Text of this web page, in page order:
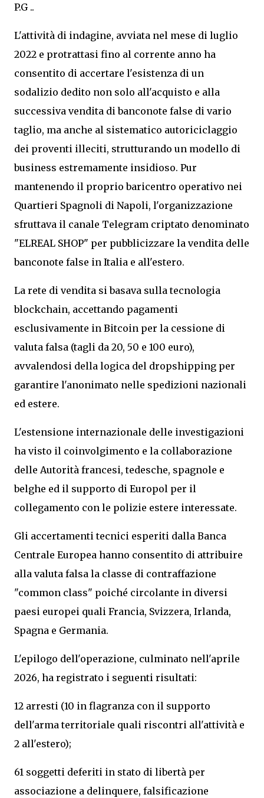
P.G ..
L'attività di indagine, avviata nel mese di luglio
2022 e protrattasi fino al corrente anno ha
consentito di accertare l'esistenza di un
sodalizio dedito non solo all'acquisto e alla
successiva vendita di banconote false di vario
taglio, ma anche al sistematico autoriciclaggio
dei proventi illeciti, strutturando un modello di
business estremamente insidioso. Pur
mantenendo il proprio baricentro operativo nei
Quartieri Spagnoli di Napoli, l'organizzazione
sfruttava il canale Telegram criptato denominato
"ELREAL SHOP" per pubblicizzare la vendita delle
banconote false in Italia e all'estero.
La rete di vendita si basava sulla tecnologia
blockchain, accettando pagamenti
esclusivamente in Bitcoin per la cessione di
valuta falsa (tagli da 20, 50 e 100 euro),
avvalendosi della logica del dropshipping per
garantire l'anonimato nelle spedizioni nazionali
ed estere.
L'estensione internazionale delle investigazioni
ha visto il coinvolgimento e la collaborazione
delle Autorità francesi, tedesche, spagnole e
belghe ed il supporto di Europol per il
collegamento con le polizie estere interessate.
Gli accertamenti tecnici esperiti dalla Banca
Centrale Europea hanno consentito di attribuire
alla valuta falsa la classe di contraffazione
"common class" poiché circolante in diversi
paesi europei quali Francia, Svizzera, Irlanda,
Spagna e Germania.
L'epilogo dell'operazione, culminato nell'aprile
2026, ha registrato i seguenti risultati:
12 arresti (10 in flagranza con il supporto
dell'arma territoriale quali riscontri all'attività e
2 all'estero);
61 soggetti deferiti in stato di libertà per
associazione a delinquere, falsificazione